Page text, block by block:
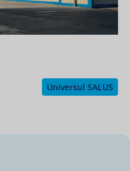
Universul SALUS